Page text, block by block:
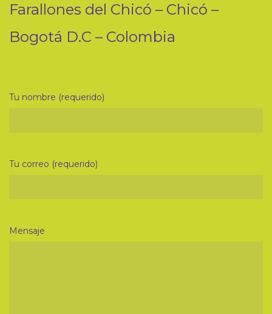
Farallones del Chicó – Chicó –
Bogotá D.C – Colombia
Tu nombre (requerido)
Tu correo (requerido)
Mensaje